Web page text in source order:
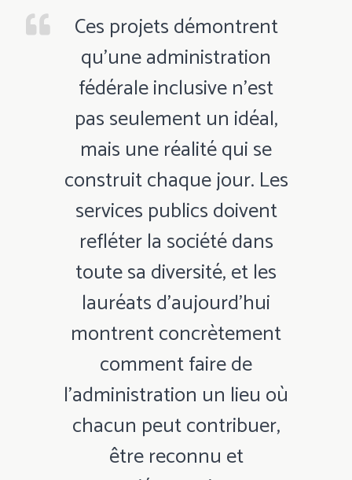
Ces projets démontrent
qu’une administration
fédérale inclusive n’est
pas seulement un idéal,
mais une réalité qui se
construit chaque jour. Les
services publics doivent
refléter la société dans
toute sa diversité, et les
lauréats d’aujourd’hui
montrent concrètement
comment faire de
l’administration un lieu où
chacun peut contribuer,
être reconnu et